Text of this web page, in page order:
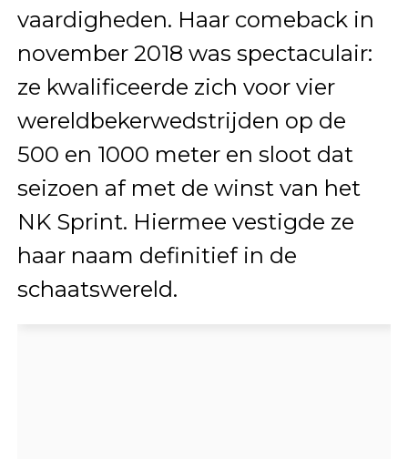
vaardigheden. Haar comeback in
november 2018 was spectaculair:
ze kwalificeerde zich voor vier
wereldbekerwedstrijden op de
500 en 1000 meter en sloot dat
seizoen af met de winst van het
NK Sprint. Hiermee vestigde ze
haar naam definitief in de
schaatswereld.